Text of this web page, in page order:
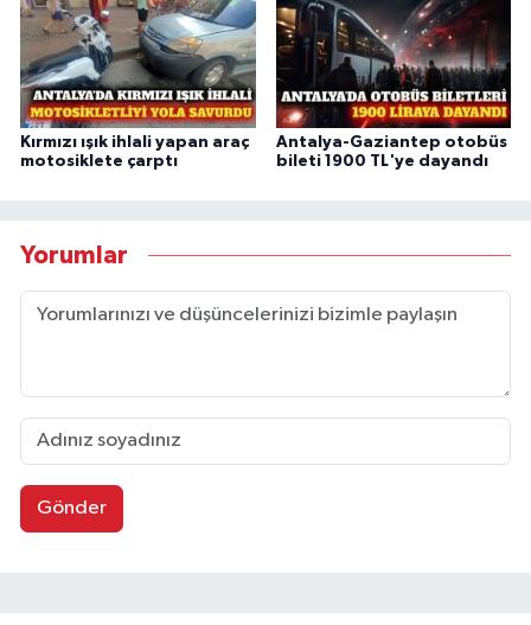
Kırmızı ışık ihlali yapan araç
motosiklete çarptı
Antalya-Gaziantep otobüs
bileti 1900 TL'ye dayandı
Yorumlar
Gönder